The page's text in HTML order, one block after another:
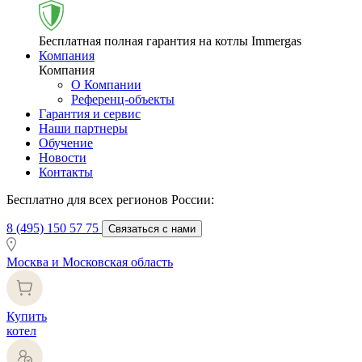
Бесплатная полная гарантия на котлы Immergas
Компания
Компания
О Компании
Референц-объекты
Гарантия и сервис
Наши партнеры
Обучение
Новости
Контакты
Бесплатно для всех регионов России:
8 (495) 150 57 75 Связаться с нами
Москва и Московская область
Купить
котел